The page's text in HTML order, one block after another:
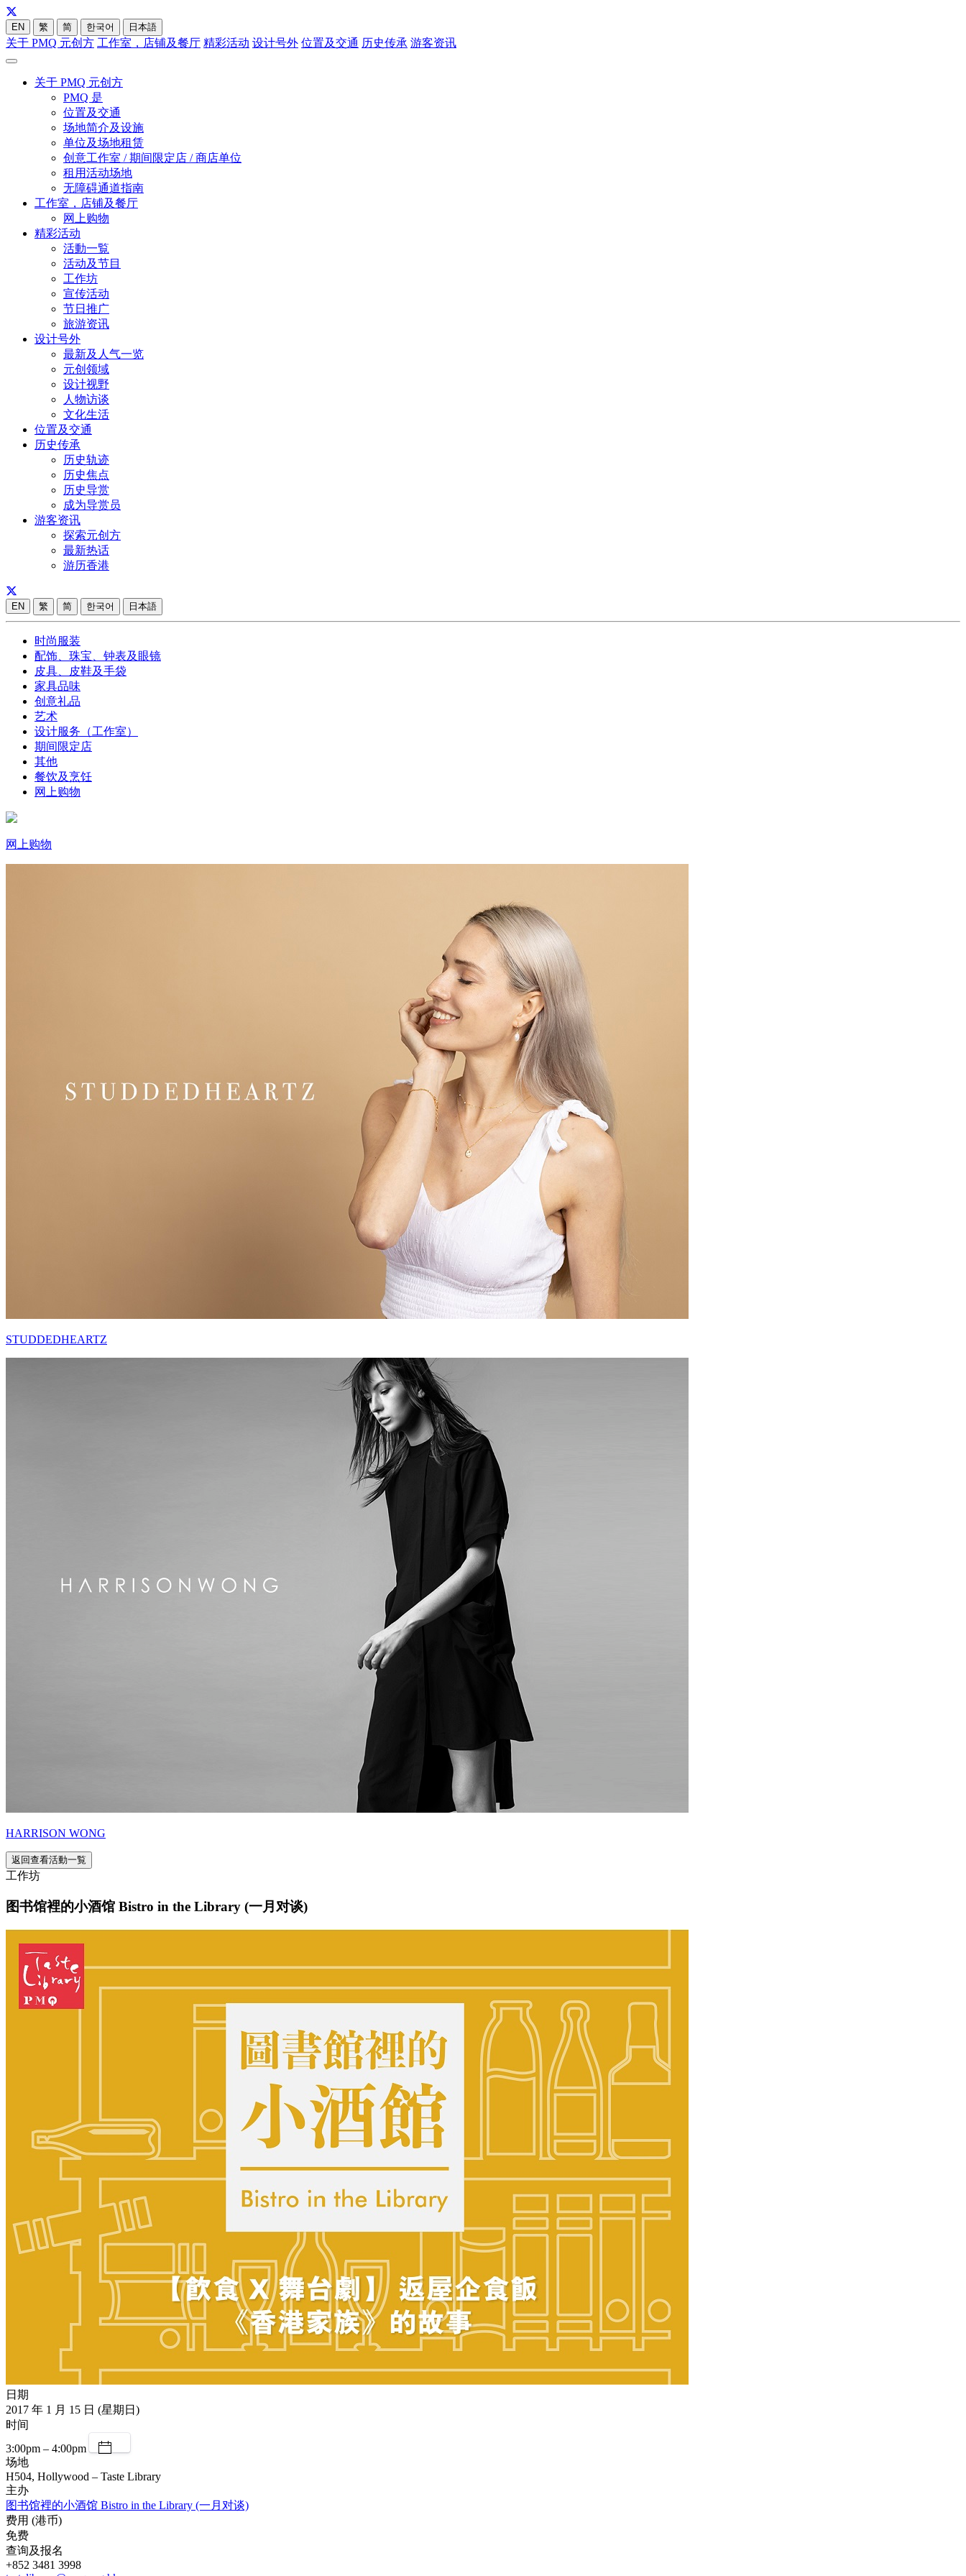
EN 繁 简 한국어 日本語
关于 PMQ 元创方 工作室，店铺及餐厅 精彩活动 设计号外 位置及交通 历史传承 游客资讯
关于 PMQ 元创方
PMQ 是
位置及交通
场地简介及设施
单位及场地租赁
创意工作室 / 期间限定店 / 商店单位
租用活动场地
无障碍通道指南
工作室，店铺及餐厅
网上购物
精彩活动
活動一覧
活动及节目
工作坊
宣传活动
节日推广
旅游资讯
设计号外
最新及人气一览
元创领域
设计视野
人物访谈
文化生活
位置及交通
历史传承
历史轨迹
历史焦点
历史导赏
成为导赏员
游客资讯
探索元创方
最新热话
游历香港
EN 繁 简 한국어 日本語
时尚服装
配饰、珠宝、钟表及眼镜
皮具、皮鞋及手袋
家具品味
创意礼品
艺术
设计服务（工作室）
期间限定店
其他
餐饮及烹饪
网上购物
网上购物
STUDDEDHEARTZ
HARRISON WONG
返回查看活動一覧
工作坊
图书馆裡的小酒馆 Bistro in the Library (一月对谈)
日期
2017 年 1 月 15 日 (星期日)
时间
3:00pm – 4:00pm
场地
H504, Hollywood – Taste Library
主办
图书馆裡的小酒馆 Bistro in the Library (一月对谈)
费用 (港币)
免费
查询及报名
+852 3481 3998